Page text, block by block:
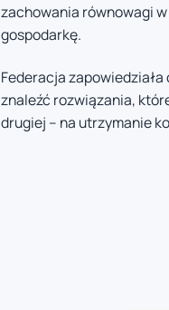
zachowania równowagi
gospodarkę.
Federacja zapowiedziała
znaleźć rozwiązania,
drugiej – na utrzymanie